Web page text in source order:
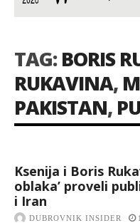
TAG:BORIS
RUKAVINA,
PAKISTAN,
Ksenija i Boris
oblaka’ proveli
i Iran
DUBROVNIK INSIDER